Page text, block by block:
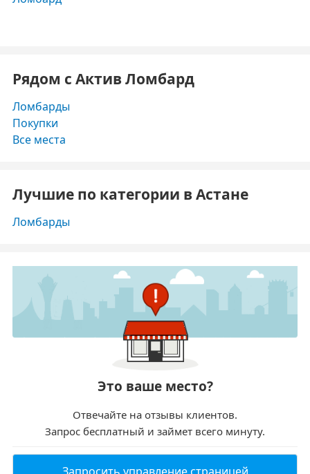
Рядом с Актив Ломбард
Ломбарды
Покупки
Все места
Лучшие по категории в Астане
Ломбарды
Это ваше место?
Отвечайте на отзывы клиентов.
Запрос бесплатный и займет всего минуту.